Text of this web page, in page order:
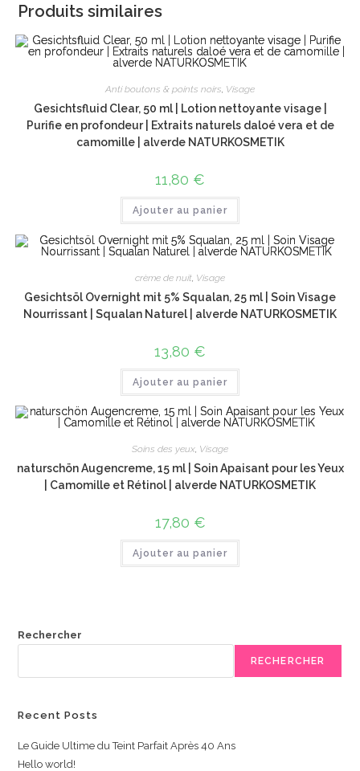
Produits similaires
Anti boutons & points noirs, Visage
Gesichtsfluid Clear, 50 ml | Lotion nettoyante visage |
Purifie en profondeur | Extraits naturels daloé vera et de
camomille | alverde NATURKOSMETIK
11,80 €
Ajouter au panier
crème de nuit Visage
Gesichtsöl Overnight mit 5% Squalan, 25 ml | Soin Visage
Nourrissant | Squalan Naturel | alverde NATURKOSMETIK
13,80 €
Ajouter au panier
Soins des yeux, Visage
naturschön Augencreme, 15 ml | Soin Apaisant pour les Yeux
| Camomille et Rétinol | alverde NATURKOSMETIK
17,80 €
Ajouter au panier
Rechercher
RECHERCHER
Recent Posts
Le Guide Ultime du Teint Parfait Après 40 Ans
Hello world!